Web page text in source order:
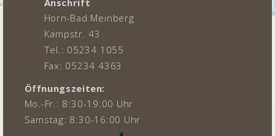
Horn-Bad Meinberg
Kampstr. 43
Tel.: 05234 1055
Fax: 05234 4363
Öffnungszeiten:
Mo.-Fr.: 8:30-19:00 Uhr
Samstag: 8:30-16:00 Uhr